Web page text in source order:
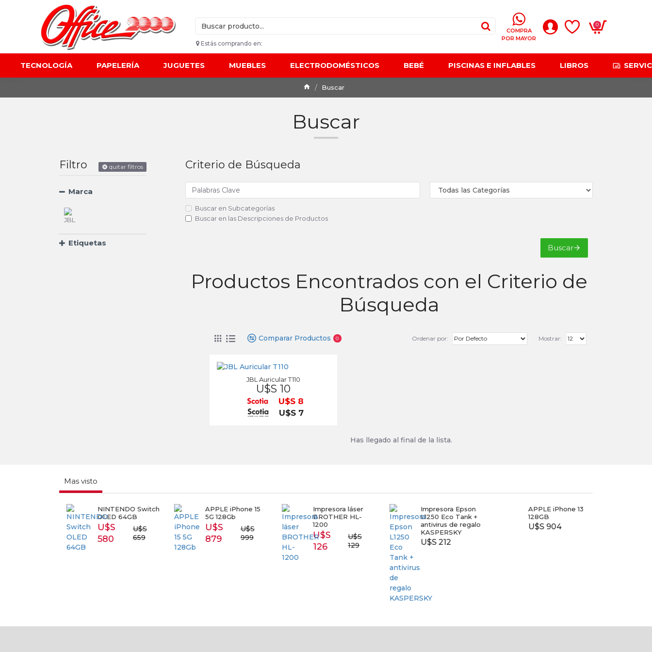
Estás comprando en:
COMPRA
POR MAYOR
0
TECNOLOGÍA PAPELERÍA JUGUETES MUEBLES ELECTRODOMÉSTICOS BEBÉ PISCINAS E INFLABLES LIBROS
Buscar
Buscar
Filtro quitar filtros
Marca
Etiquetas
Criterio de Búsqueda
Buscar en Subcategorías
Buscar en las Descripciones de Productos
Buscar
Productos Encontrados con el Criterio de
Búsqueda
Comparar Productos 0 Ordenar por: Mostrar:
JBL Auricular T110
U$S 10
U$S 8
U$S 7
Has llegado al final de la lista.
Mas visto
NINTENDO Switch
OLED 64GB
U$S
580
U$S
659
APPLE iPhone 15
5G 128Gb
U$S
879
U$S
999
Impresora láser
BROTHER HL-
1200
U$S
126
U$S
129
Impresora Epson
L1250 Eco Tank +
antivirus de regalo
KASPERSKY
U$S 212
APPLE iPhone 13
128GB
U$S 904